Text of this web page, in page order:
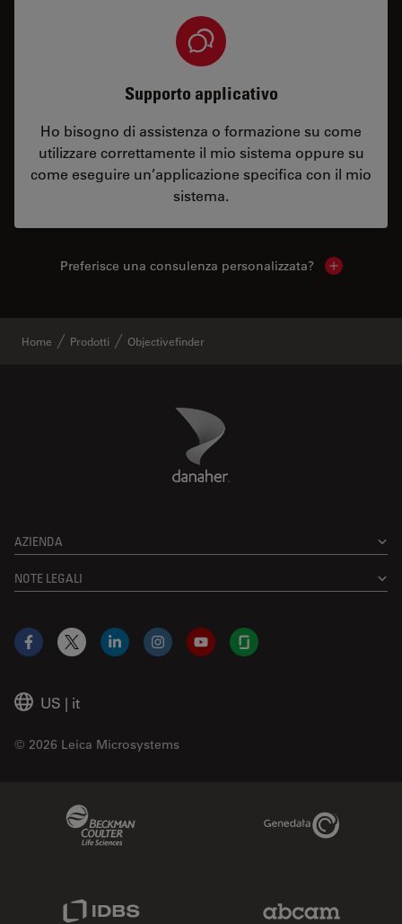
Supporto applicativo
Ho bisogno di assistenza o formazione su come
utilizzare correttamente il mio sistema oppure su
come eseguire un’applicazione specifica con il mio
sistema.
Preferisce una consulenza personalizzata? Show local
Home Prodotti Objectivefinder
Danaher Logo
AZIENDA
NOTE LEGALI
US | it
© 2026 Leica Microsystems
Facebook
X LinkedInInstagramYouTubeGlassdoor
Genedata Link